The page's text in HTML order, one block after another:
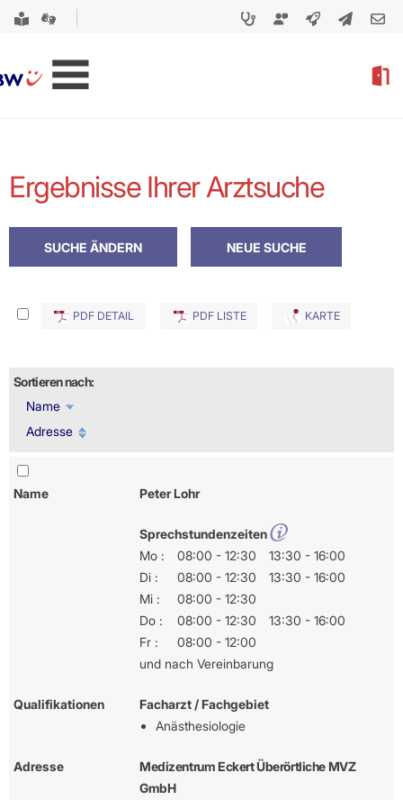
Ergebnisse Ihrer Arztsuche
PDF DETAIL PDF LISTE KARTE
Sortieren nach:
Name
Adresse
Name Peter Lohr
Sprechstundenzeiten
Mo :
08:00 - 12:30
13:30 - 16:00
Di :
08:00 - 12:30
13:30 - 16:00
Mi :
08:00 - 12:30
Do :
08:00 - 12:30
13:30 - 16:00
Fr :
08:00 - 12:00
und nach Vereinbarung
Qualifikationen
Facharzt / Fachgebiet
Anästhesiologie
Adresse
Medizentrum Eckert Überörtliche MVZ
GmbH